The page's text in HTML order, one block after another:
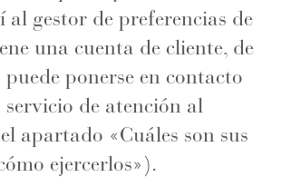
al gestor de preferencias de
una cuenta de cliente, de
ponerse en contacto
de atención al
apartado «Cuáles son sus
ejercerlos»).